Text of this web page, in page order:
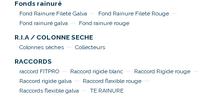
Fonds rainuré
Fond Rainure Fileté Galva
Fond Rainure Fileté Rouge
Fond rainuré galva
Fond rainuré rouge
R.I.A / COLONNE SECHE
Colonnes sèches Collecteurs
RACCORDS
raccord FITPRO Raccord rigide blanc
Raccord Rigide rouge
Raccord rigide galva
Raccord flexible rouge
Raccords flexible galva
TE RAINURE